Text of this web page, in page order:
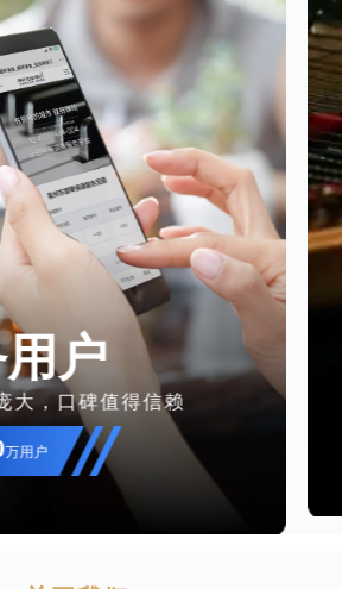
户
大，口碑值得信赖
万用户